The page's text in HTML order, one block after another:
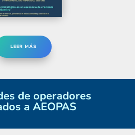
LEER MÁS
de operadores
a AEOPAS